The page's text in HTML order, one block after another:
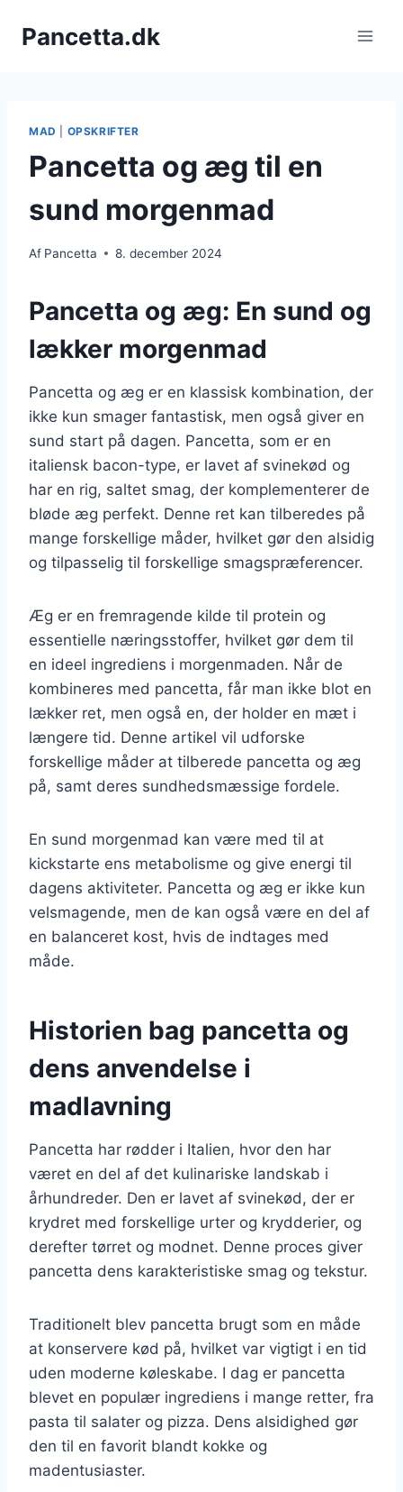
Pancetta.dk
MAD OPSKRIFTER
Pancetta og æg til en
sund morgenmad
Af Pancetta 8. december 2024
Pancetta og æg: En sund og
lækker morgenmad
Pancetta og æg er en klassisk kombination, der
ikke kun smager fantastisk, men også giver en
sund start på dagen. Pancetta, som er en
italiensk bacon-type, er lavet af svinekød og
har en rig, saltet smag, der komplementerer de
bløde æg perfekt. Denne ret kan tilberedes på
mange forskellige måder, hvilket gør den alsidig
og tilpasselig til forskellige smagspræferencer.
Æg er en fremragende kilde til protein og
essentielle næringsstoffer, hvilket gør dem til
en ideel ingrediens i morgenmaden. Når de
kombineres med pancetta, får man ikke blot en
lækker ret, men også en, der holder en mæt i
længere tid. Denne artikel vil udforske
forskellige måder at tilberede pancetta og æg
på, samt deres sundhedsmæssige fordele.
En sund morgenmad kan være med til at
kickstarte ens metabolisme og give energi til
dagens aktiviteter. Pancetta og æg er ikke kun
velsmagende, men de kan også være en del af
en balanceret kost, hvis de indtages med
måde.
Historien bag pancetta og
dens anvendelse i
madlavning
Pancetta har rødder i Italien, hvor den har
været en del af det kulinariske landskab i
århundreder. Den er lavet af svinekød, der er
krydret med forskellige urter og krydderier, og
derefter tørret og modnet. Denne proces giver
pancetta dens karakteristiske smag og tekstur.
Traditionelt blev pancetta brugt som en måde
at konservere kød på, hvilket var vigtigt i en tid
uden moderne køleskabe. I dag er pancetta
blevet en populær ingrediens i mange retter, fra
pasta til salater og pizza. Dens alsidighed gør
den til en favorit blandt kokke og
madentusiaster.